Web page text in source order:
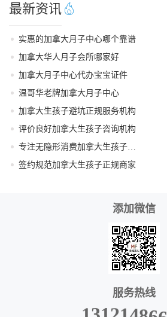
最新资讯
实惠的加拿大月子中心哪个靠谱
加拿大华人月子会所哪家好
加拿大月子中心代办宝宝证件
温哥华老牌加拿大月子中心
加拿大生孩子避坑正规服务机构
评价良好加拿大生孩子咨询机构
签约规范加拿大生孩子正规商家
添加微信
服务热线